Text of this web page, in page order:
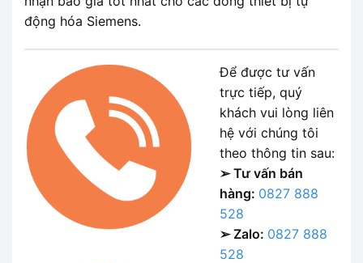
động hóa Siemens.
Để được tư vấn
trực tiếp, quý
khách vui lòng liên
hệ với chúng tôi
theo thông tin sau:
➢ Tư vấn bán
hàng: 0827 888
528
➢ Zalo: 0827 888
528